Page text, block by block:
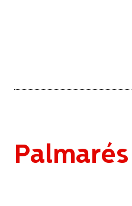
Palmarés